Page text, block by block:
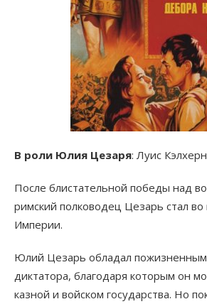
В роли Юлия Цезаря: Луис Кэлхерн
После блистательной победы над
римский полководец Цезарь стал во
Империи.
Юлий Цезарь обладал
диктатора, благодаря которым он
казной и войском государства. Но